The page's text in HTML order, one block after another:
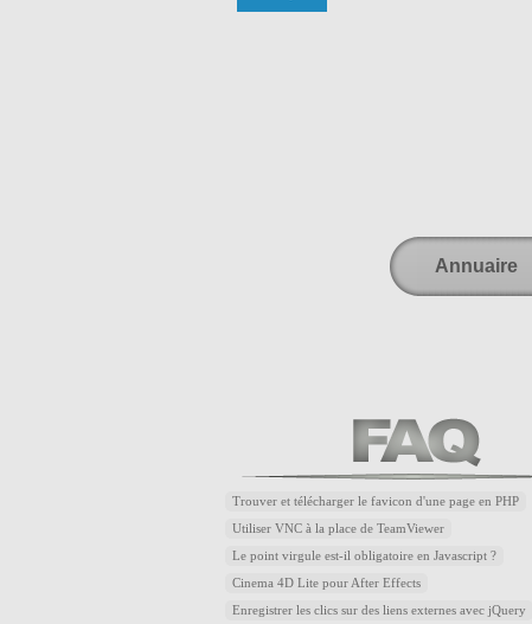
Annuaire
Trouver et télécharger le favicon d'une page en PHP
Utiliser VNC à la place de TeamViewer
Le point virgule est-il obligatoire en Javascript ?
Cinema 4D Lite pour After Effects
Enregistrer les clics sur des liens externes avec jQuery